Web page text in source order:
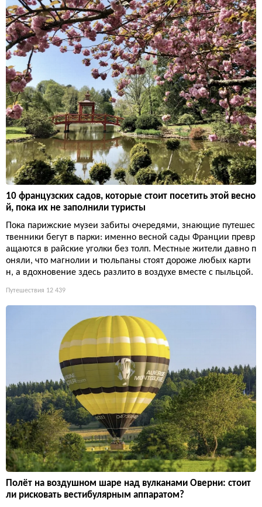
10 французских садов, которые стоит посетить этой весно
й, пока их не заполнили туристы
Пока парижские музеи забиты очередями, знающие путешес
твенники бегут в парки: именно весной сады Франции превр
ащаются в райские уголки без толп. Местные жители давно п
оняли, что магнолии и тюльпаны стоят дороже любых карти
н, а вдохновение здесь разлито в воздухе вместе с пыльцой.
Путешествия 12 439
Полёт на воздушном шаре над вулканами Оверни: стоит
ли рисковать вестибулярным аппаратом?